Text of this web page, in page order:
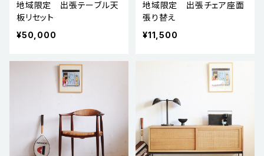
地域限定 出張テーブル天
板リセット
¥50,000
地域限定 出張チェア座面
張り替え
¥11,500